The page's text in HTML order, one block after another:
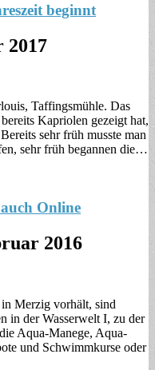
beginnt
2017
Taffingsmühle. Das
Kapriolen gezeigt hat,
sehr früh musste man
sehr früh begannen die…
Online
2016
Merzig vorhält, sind
in der Wasserwelt I, zu der
Aqua-Manege, Aqua-
und Schwimmkurse oder